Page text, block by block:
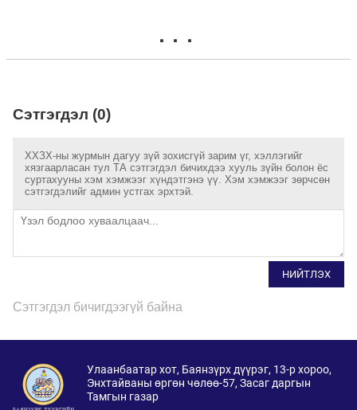
Сэтгэгдэл (0)
ХХЗХ-ны журмын дагуу зүй зохисгүй зарим үг, хэллэгийг
хязгаарласан тул ТА сэтгэгдэл бичихдээ хууль зүйн болон ёс
суртахууны хэм хэмжээг хүндэтгэнэ үү. Хэм хэмжээг зөрчсөн
сэтгэгдэлийг админ устгах эрхтэй.
НИЙТЛЭХ
Сэтгэгдэл бичигдээгүй байна
Улаанбаатар хот, Баянзүрх дүүрэг, 13-р хороо,
Энхтайваны өргөн чөлөө-57, Засаг даргын
Тамгын газар